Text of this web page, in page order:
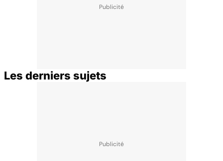
Les derniers sujets